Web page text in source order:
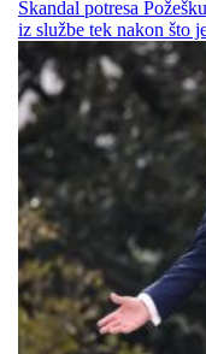
Skandal potresa
iz službe tek nakon što